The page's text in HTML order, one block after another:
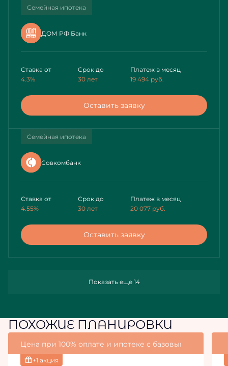
Семейная ипотека
ДОМ РФ Банк
Ставка от
4.3%
Срок до
30 лет
Платеж в месяц
19 494 руб.
Оставить заявку
Семейная ипотека
Совкомбанк
Ставка от
4.55%
Срок до
30 лет
Платеж в месяц
20 077 руб.
Оставить заявку
Показать еще 14
ПОХОЖИЕ ПЛАНИРОВКИ
Цена при 100% оплате и ипотеке с базовыми
+1 акция